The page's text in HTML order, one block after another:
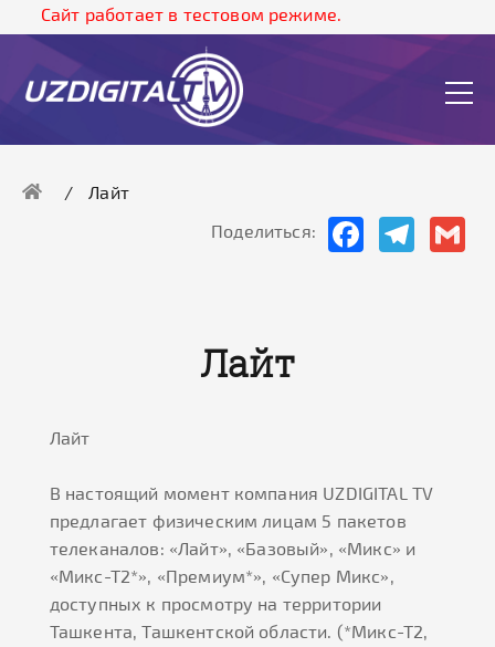
Cайт работает в тестовом режиме.
Лайт
Поделиться:
FacebookTelegram
Лайт
Лайт
В настоящий момент компания UZDIGITAL TV
предлагает физическим лицам 5 пакетов
телеканалов: «Лайт», «Базовый», «Микс» и
«Микс-Т2*», «Премиум*», «Супер Микс»,
доступных к просмотру на территории
Ташкента, Ташкентской области. (*Микс-Т2,